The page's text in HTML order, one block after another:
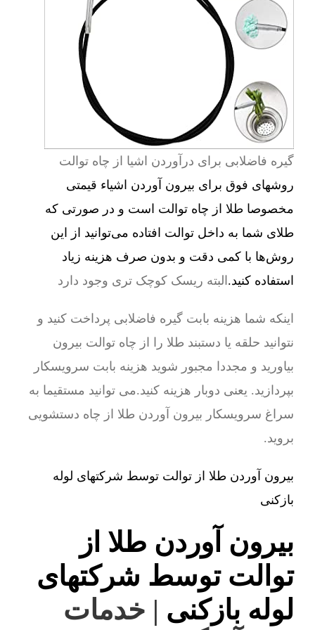
گیره فاضلابی برای درآوردن اشیا از چاه توالت
روشهای فوق برای بیرون آوردن اشیاء قیمتی
مخصوصا طلا از چاه توالت است و در صورتی که
طلای شما به داخل توالت افتاده می‌توانید از این
روش‌ها با کمی دقت و بدون صرف هزینه زیاد
استفاده کنید.البته ریسک کوچک تری وجود دارد
اینکه شما هزینه بابت گیره فاضلابی پرداخت کنید و
نتوانید حلقه یا دستبند طلا را از چاه توالت بیرون
بیاورید و مجددا مجبور شوید هزینه بابت سرویسکار
بپردازید. یعنی دوبار هزینه کنید.می توانید مستقیما به
سراغ سرویسکار بیرون آوردن طلا از چاه دستشویی
بروید.
بیرون آوردن طلا از توالت توسط شرکتهای لوله
بازکنی
بیرون آوردن طلا از
توالت توسط شرکتهای
لوله بازکنی | خدمات